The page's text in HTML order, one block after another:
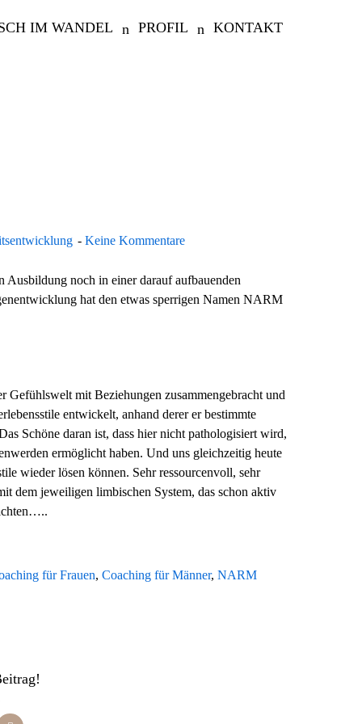
IM WANDEL PROFIL KONTAKT
Keine Kommentare
Ausbildung noch in einer darauf aufbauenden
hat den etwas sperrigen Namen NARM
Gefühlswelt mit Beziehungen zusammengebracht und
entwickelt, anhand derer er bestimmte
Schöne daran ist, dass hier nicht pathologisiert wird,
ermöglicht haben. Und uns gleichzeitig heute
wieder lösen können. Sehr ressourcenvoll, sehr
dem jeweiligen limbischen System, das schon aktiv
für Frauen, Coaching für Männer, NARM